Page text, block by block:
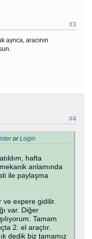
#3
aracının
#4
orLogin
hafta
anlamında
ile paylaşma
expere gidilir.
var. Diğer
Tamam
2. el araçtır.
dedik biz tamamız